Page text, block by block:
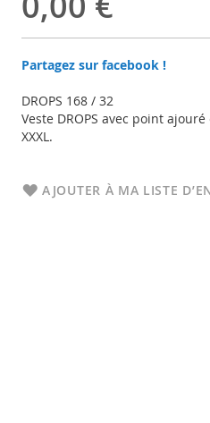
Partagez sur facebook !
DROPS 168 / 32
Veste DROPS avec point
XXXL.
AJOUTER À MA LISTE